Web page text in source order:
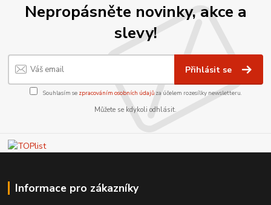
Nepropásněte novinky, akce a
slevy!
Přihlásit se
Souhlasím se zpracováním osobních údajůza účelem rozesílky newsletteru.
Můžete se kdykoli odhlásit.
Informace pro zákazníky